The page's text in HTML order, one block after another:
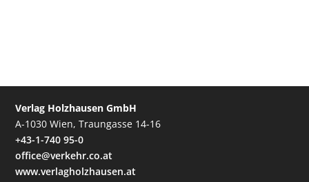
Verlag Holzhausen GmbH
A-1030 Wien, Traungasse 14-16
+43-1-740 95-0
office@verkehr.co.at
www.verlagholzhausen.at